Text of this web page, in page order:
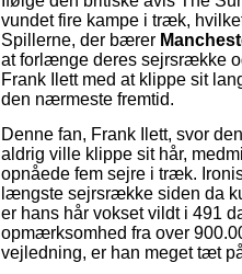
vundet fire kampe i træk,
Spillerne, der bærer
at forlænge deres sejrsrække
Frank Ilett med at klippe sit
den nærmeste fremtid.
Denne fan, Frank Ilett, svor
aldrig ville klippe sit hår,
opnåede fem sejre i træk.
længste sejrsrække siden da
er hans hår vokset vildt i 491
opmærksomhed fra over
vejledning, er han meget tæt